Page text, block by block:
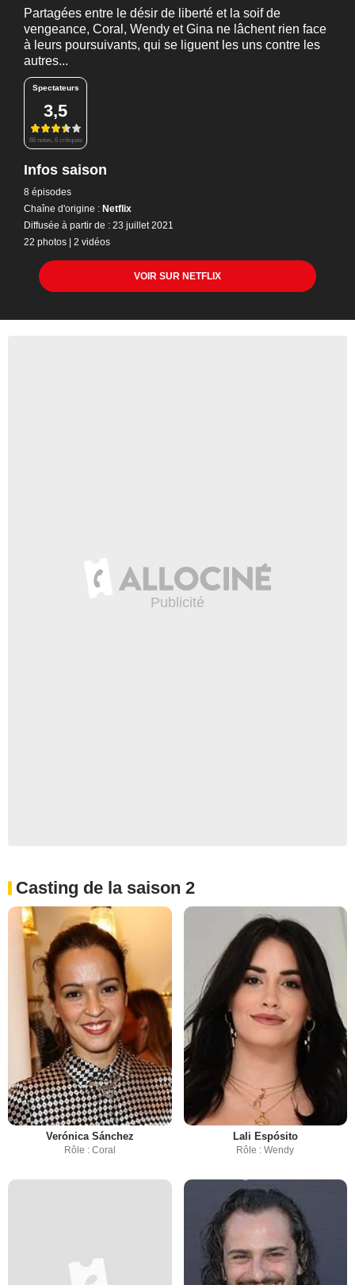
Partagées entre le désir de liberté et la soif de
vengeance, Coral, Wendy et Gina ne lâchent rien face
à leurs poursuivants, qui se liguent les uns contre les
autres...
Spectateurs
3,5
66 notes, 6 critiques
Infos saison
8 épisodes
Chaîne d'origine : Netflix
Diffusée à partir de : 23 juillet 2021
22 photos | 2 vidéos
VOIR SUR NETFLIX
Casting de la saison 2
Verónica Sánchez
Rôle : Coral
Lali Espósito
Rôle : Wendy